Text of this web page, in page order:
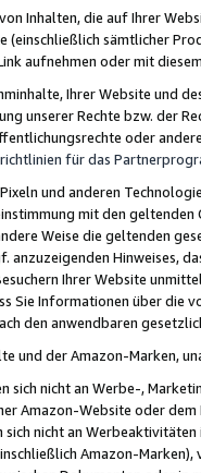
Inhalten, die auf Ihrer
(einschließlich sämtlicher
aufnehmen oder mit
Ihrer Website und
unserer Rechte bzw. der
oder
für das
und anderen
mit den
Weise die geltenden
anzuzeigenden Hinweises,
Ihrer Website
Sie Informationen über die
den anwendbaren
und der Amazon-Marken,
sich nicht an Werbe-,
Amazon-Website oder
sich nicht an
Amazon-